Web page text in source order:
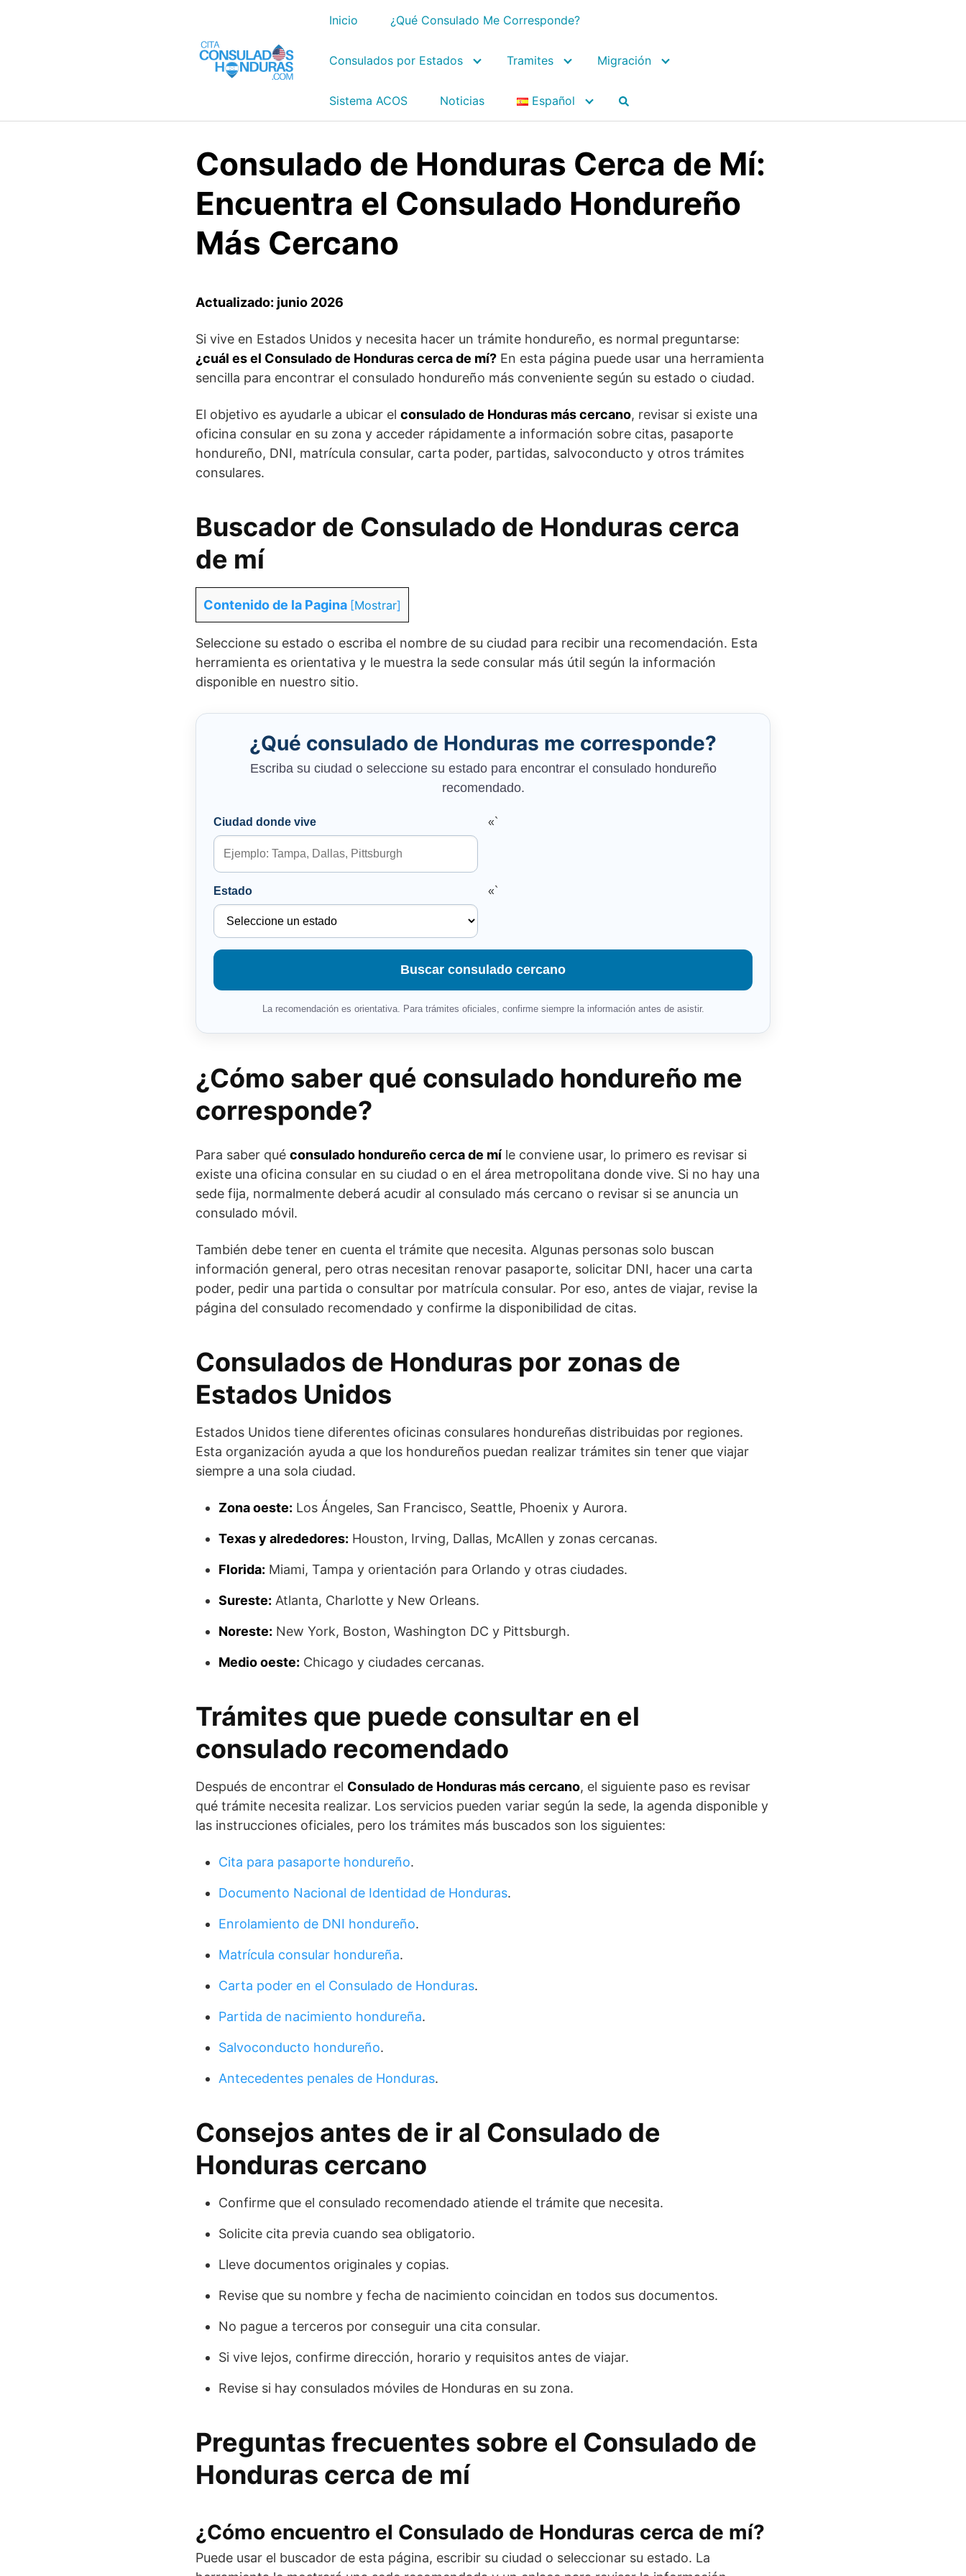
Inicio ¿Qué Consulado Me Corresponde?
Consulados por Estados Tramites Migración
Sistema ACOS Noticias Español
Consulado de Honduras Cerca de Mí:
Encuentra el Consulado Hondureño
Más Cercano
Actualizado: junio 2026
Si vive en Estados Unidos y necesita hacer un trámite hondureño, es normal preguntarse:
¿cuál es el Consulado de Honduras cerca de mí? En esta página puede usar una herramienta
sencilla para encontrar el consulado hondureño más conveniente según su estado o ciudad.
El objetivo es ayudarle a ubicar el consulado de Honduras más cercano, revisar si existe una
oficina consular en su zona y acceder rápidamente a información sobre citas, pasaporte
hondureño, DNI, matrícula consular, carta poder, partidas, salvoconducto y otros trámites
consulares.
Buscador de Consulado de Honduras cerca
de mí
Contenido de la Pagina [Mostrar]
Seleccione su estado o escriba el nombre de su ciudad para recibir una recomendación. Esta
herramienta es orientativa y le muestra la sede consular más útil según la información
disponible en nuestro sitio.
¿Qué consulado de Honduras me corresponde?
Escriba su ciudad o seleccione su estado para encontrar el consulado hondureño
recomendado.
Ciudad donde vive «`
Estado «`
Buscar consulado cercano
La recomendación es orientativa. Para trámites oficiales, confirme siempre la información antes de asistir.
¿Cómo saber qué consulado hondureño me
corresponde?
Para saber qué consulado hondureño cerca de mí le conviene usar, lo primero es revisar si
existe una oficina consular en su ciudad o en el área metropolitana donde vive. Si no hay una
sede fija, normalmente deberá acudir al consulado más cercano o revisar si se anuncia un
consulado móvil.
También debe tener en cuenta el trámite que necesita. Algunas personas solo buscan
información general, pero otras necesitan renovar pasaporte, solicitar DNI, hacer una carta
poder, pedir una partida o consultar por matrícula consular. Por eso, antes de viajar, revise la
página del consulado recomendado y confirme la disponibilidad de citas.
Consulados de Honduras por zonas de
Estados Unidos
Estados Unidos tiene diferentes oficinas consulares hondureñas distribuidas por regiones.
Esta organización ayuda a que los hondureños puedan realizar trámites sin tener que viajar
siempre a una sola ciudad.
Zona oeste: Los Ángeles, San Francisco, Seattle, Phoenix y Aurora.
Texas y alrededores: Houston, Irving, Dallas, McAllen y zonas cercanas.
Florida: Miami, Tampa y orientación para Orlando y otras ciudades.
Sureste: Atlanta, Charlotte y New Orleans.
Noreste: New York, Boston, Washington DC y Pittsburgh.
Medio oeste: Chicago y ciudades cercanas.
Trámites que puede consultar en el
consulado recomendado
Después de encontrar el Consulado de Honduras más cercano, el siguiente paso es revisar
qué trámite necesita realizar. Los servicios pueden variar según la sede, la agenda disponible y
las instrucciones oficiales, pero los trámites más buscados son los siguientes:
Cita para pasaporte hondureño.
Documento Nacional de Identidad de Honduras.
Enrolamiento de DNI hondureño.
Matrícula consular hondureña.
Carta poder en el Consulado de Honduras.
Partida de nacimiento hondureña.
Salvoconducto hondureño.
Antecedentes penales de Honduras.
Consejos antes de ir al Consulado de
Honduras cercano
Confirme que el consulado recomendado atiende el trámite que necesita.
Solicite cita previa cuando sea obligatorio.
Lleve documentos originales y copias.
Revise que su nombre y fecha de nacimiento coincidan en todos sus documentos.
No pague a terceros por conseguir una cita consular.
Si vive lejos, confirme dirección, horario y requisitos antes de viajar.
Revise si hay consulados móviles de Honduras en su zona.
Preguntas frecuentes sobre el Consulado de
Honduras cerca de mí
¿Cómo encuentro el Consulado de Honduras cerca de mí?
Puede usar el buscador de esta página, escribir su ciudad o seleccionar su estado. La